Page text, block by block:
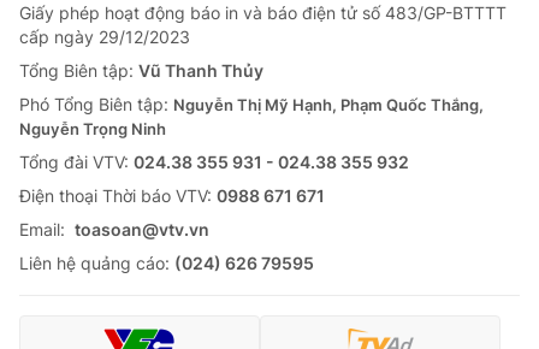
Giấy phép hoạt động báo in và báo điện tử số 483/GP-BTTTT
cấp ngày 29/12/2023
Tổng Biên tập: Vũ Thanh Thủy
Phó Tổng Biên tập: Nguyễn Thị Mỹ Hạnh, Phạm Quốc Thắng,
Nguyễn Trọng Ninh
Tổng đài VTV: 024.38 355 931 - 024.38 355 932
Ðiện thoại Thời báo VTV: 0988 671 671
Email: toasoan@vtv.vn
Liên hệ quảng cáo: (024) 626 79595